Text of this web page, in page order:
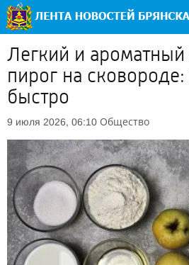
Легкий и
пирог на
быстро
9 июля 2026, 06:10 Общество